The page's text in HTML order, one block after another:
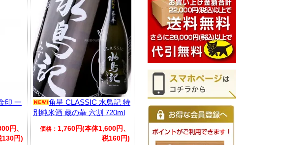
印 一
円、
130円)
角星 CLASSIC 水鳥記 特
別純米酒 蔵の華 六割 720ml
価格： 1,760円(本体1,600円、
税160円)